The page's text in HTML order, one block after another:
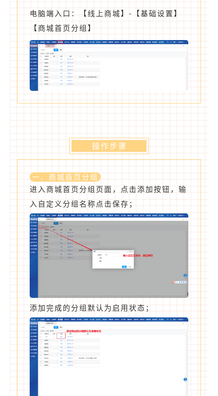
电脑端入口：【线上商城】-【基础设置】
【商城首页分组】
操作步骤
一、商城首页分组
进入商城首页分组页面，点击添加按钮，输
入自定义分组名称点击保存；
添加完成的分组默认为启用状态；